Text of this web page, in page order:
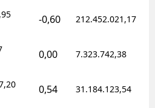
-0,60 212.452.021,17
0,00 7.323.742,38
0,54 31.184.123,54